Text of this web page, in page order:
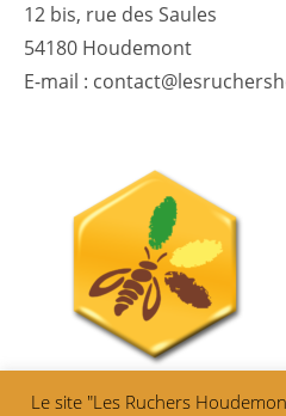
12 bis, rue des Saules
54180 Houdemont
E-mail :
Le site "Les Ruchers